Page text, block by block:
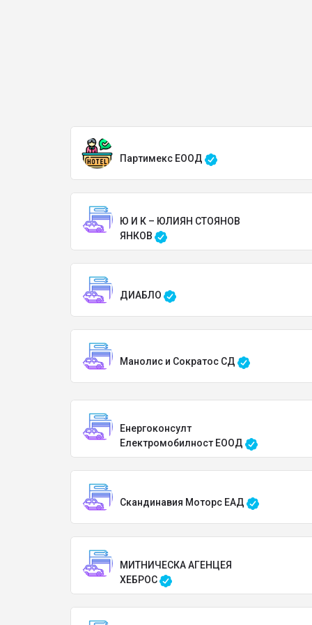
Партимекс ЕООД
Ю И К – ЮЛИЯН СТОЯНОВ
ЯНКОВ
ДИАБЛО
Манолис и Сократос СД
Енергоконсулт
Електромобилност ЕООД
Скандинавия Моторс ЕАД
МИТНИЧЕСКА АГЕНЦЕЯ
ХЕБРОС